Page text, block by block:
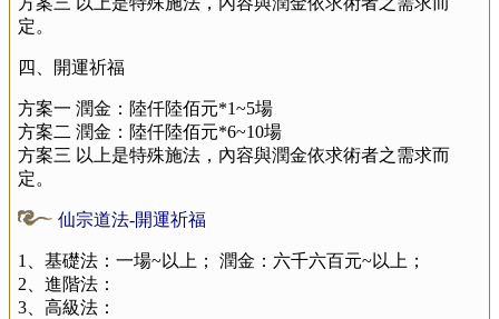
定。
四、開運祈福
方案一 潤金：陸仟陸佰元*1~5場
方案二 潤金：陸仟陸佰元*6~10場
方案三 以上是特殊施法，內容與潤金依求術者之需求而
定。
仙宗道法-開運祈福
1、基礎法：一場~以上； 潤金：六千六百元~以上；
2、進階法：
3、高級法：